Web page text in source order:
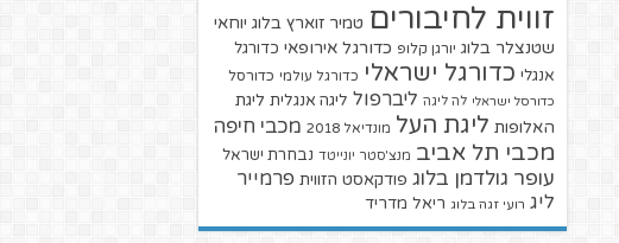
זווית לחיבורים טמיר זוארץ בלוג יוחאי
שטנצלר בלוג יורגן קלופ כדורגל אירופאי כדורגל
אנגלי כדורגל ישראלי כדורגל עולמי כדורסל
כדורסל ישראלי לה ליגה ליברפול ליגה אנגלית ליגת
האלופות ליגת העל מונדיאל 2018 מכבי חיפה
מכבי תל אביב מנצ'סטר יונייטד נבחרת ישראל
עופר גולדמן בלוג פודקאסט הזווית פרמייר
ליג רועי זגה בלוג ריאל מדריד